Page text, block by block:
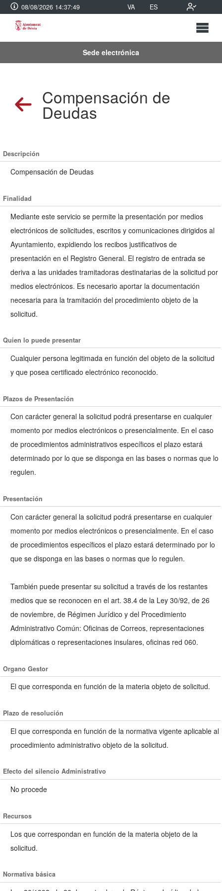
08/08/2026 14:37:49 VA ES
Sede electrónica
Compensación de
Deudas
Descripción
Compensación de Deudas
Finalidad
Mediante este servicio se permite la presentación por medios
electrónicos de solicitudes, escritos y comunicaciones dirigidos al
Ayuntamiento, expidiendo los recibos justificativos de
presentación en el Registro General. El registro de entrada se
deriva a las unidades tramitadoras destinatarias de la solicitud por
medios electrónicos. Es necesario aportar la documentación
necesaria para la tramitación del procedimiento objeto de la
solicitud.
Quien lo puede presentar
Cualquier persona legitimada en función del objeto de la solicitud
y que posea certificado electrónico reconocido.
Plazos de Presentación
Con carácter general la solicitud podrá presentarse en cualquier
momento por medios electrónicos o presencialmente. En el caso
de procedimientos administrativos específicos el plazo estará
determinado por lo que se disponga en las bases o normas que lo
regulen.
Presentación
Con carácter general la solicitud podrá presentarse en cualquier
momento por medios electrónicos o presencialmente. En el caso
de procedimientos específicos el plazo estará determinado por lo
que se disponga en las bases o normas que lo regulen.
También puede presentar su solicitud a través de los restantes
medios que se reconocen en el art. 38.4 de la Ley 30/92, de 26
de noviembre, de Régimen Jurídico y del Procedimiento
Administrativo Común: Oficinas de Correos, representaciones
diplomáticas o representaciones insulares, oficinas red 060.
Organo Gestor
El que corresponda en función de la materia objeto de solicitud.
Plazo de resolución
El que corresponda en función de la normativa vigente aplicable al
procedimiento administrativo objeto de la solicitud.
Efecto del silencio Administrativo
No procede
Recursos
Los que correspondan en función de la materia objeto de la
solicitud.
Normativa básica